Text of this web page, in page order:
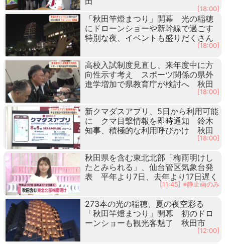
[18:00]
「秋田竿燈まつり」開幕 光の稲穂
にドローンショーや新幹線で過ごす
特別な夜、イベントも盛りだくさん
[18:00]
高校入試制度見直し、来年度中に方
向性示す考え スポーツ関係の県外
進学増加で県教育庁が検討へ 秋田
[18:00]
新クマダスアプリ、5日から利用可能
に クマ目撃情報を即時通知 鈴木
知事、積極的な利用呼びかけ 秋田
[18:00]
秋田県を含む東北北部「梅雨明けし
たとみられる」、仙台管区気象台発
表 平年より7日、去年より17日遅く
[11:45] ※静止画のみ
273本の光の稲穂、夏の夜空彩る
「秋田竿燈まつり」開幕 初のドロ
ーンショーも観光客魅了 秋田市
[12:00]